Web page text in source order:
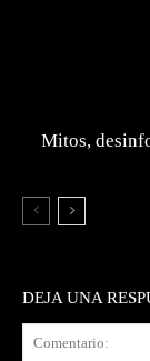
Mitos,
DEJA UNA